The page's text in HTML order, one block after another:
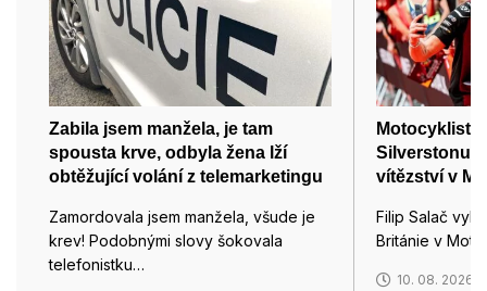
Zabila jsem manžela, je tam
spousta krve, odbyla žena lží
obtěžující volání z telemarketingu
Zamordovala jsem manžela, všude je
krev! Podobnými slovy šokovala
telefonistku…
Motocyklista
Silverstonu
vítězství v MS
Filip Salač
Británie v
10. 08. 2026